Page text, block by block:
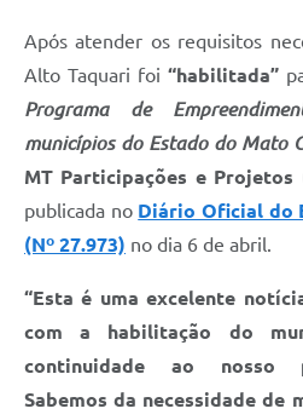
Após atender os requisitos
Alto Taquari foi “habilitada”
Programa de
municípios do Estado do Mato
MT Participações e Projetos
publicada no Diário Oficial do
(Nº 27.973) no dia 6 de abril.
“Esta é uma excelente
com a habilitação do
continuidade ao nosso
Sabemos da necessidade de